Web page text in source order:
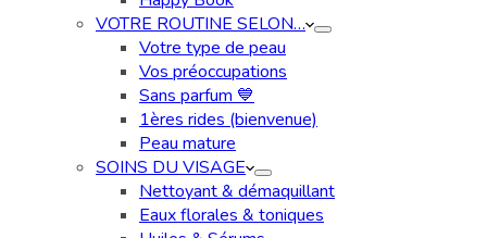
VOTRE ROUTINE SELON…
Votre type de peau
Vos préoccupations
Sans parfum 💙
1ères rides (bienvenue)
Peau mature
SOINS DU VISAGE
Nettoyant & démaquillant
Eaux florales & toniques